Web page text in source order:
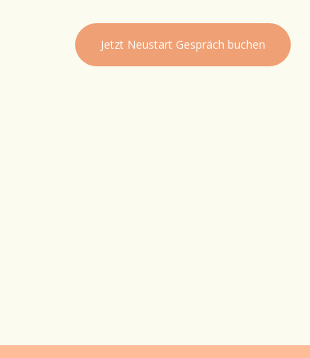
Jetzt Neustart Gespräch buchen